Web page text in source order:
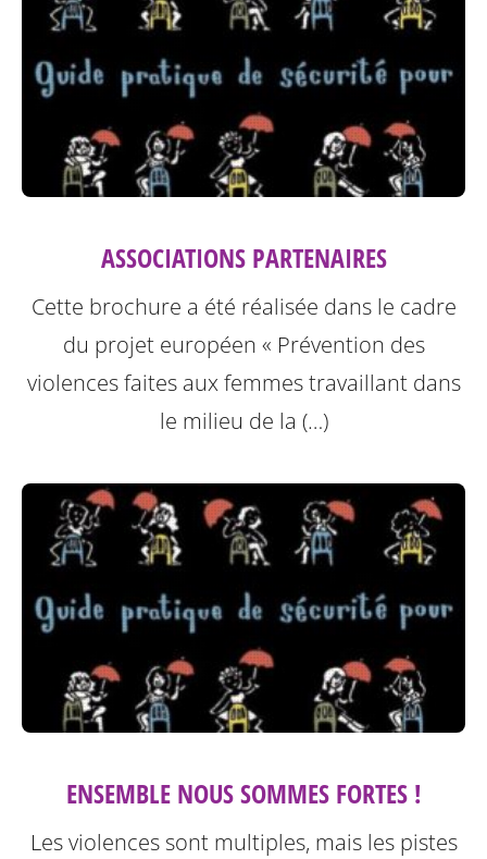
ASSOCIATIONS PARTENAIRES
Cette brochure a été réalisée dans le cadre
du projet européen « Prévention des
violences faites aux femmes travaillant dans
le milieu de la (…)
ENSEMBLE NOUS SOMMES FORTES !
Les violences sont multiples, mais les pistes